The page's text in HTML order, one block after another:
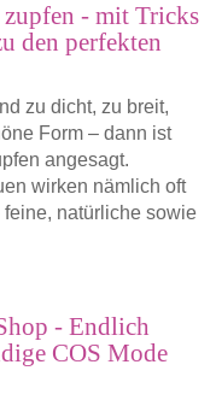
zupfen - mit Tricks
den perfekten
zu dicht, zu breit,
Form – dann ist
angesagt.
wirken nämlich oft
natürliche sowie
- Endlich
COS Mode